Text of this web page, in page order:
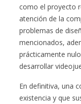
como el proyecto
atención de la
problemas de
mencionados,
prácticamente
desarrollar
En definitiva, una
existencia y que